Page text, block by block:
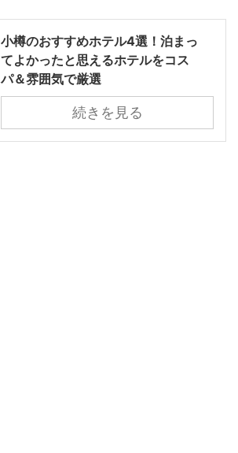
小樽のおすすめホテル4選！泊まっ
てよかったと思えるホテルをコス
パ＆雰囲気で厳選
続きを見る